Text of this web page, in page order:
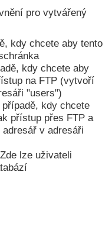
pro vytvářený
kdy chcete aby tento
kdy chcete aby
na FTP (vytvoří
"users")
kdy chcete
přístup přes FTP a
v adresáři
lze uživateli